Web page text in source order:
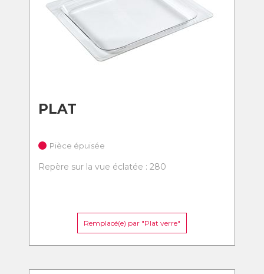
PLAT
Pièce épuisée
Repère sur la vue éclatée : 280
Remplacé(e) par "Plat verre"